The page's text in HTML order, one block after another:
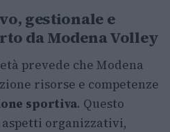
gestionale e
da Modena Volley
prevede che Modena
risorse e competenze
sportiva. Questo
organizzativi,